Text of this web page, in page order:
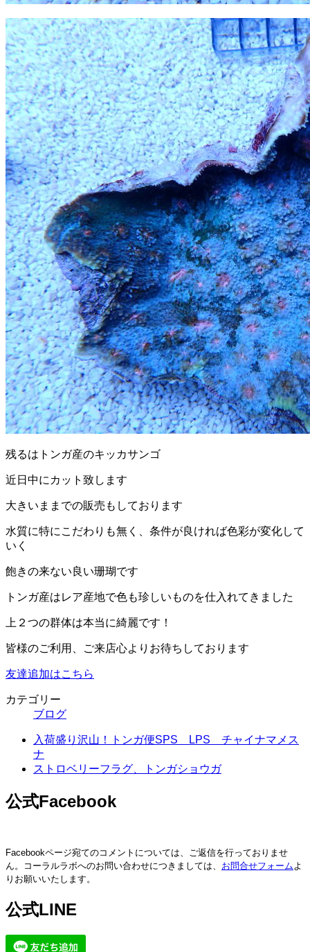
残るはトンガ産のキッカサンゴ
近日中にカット致します
大きいままでの販売もしております
水質に特にこだわりも無く、条件が良ければ色彩が変化して
いく
飽きの来ない良い珊瑚です
トンガ産はレア産地で色も珍しいものを仕入れてきました
上２つの群体は本当に綺麗です！
皆様のご利用、ご来店心よりお待ちしております
友達追加はこちら
カテゴリー
ブログ
入荷盛り沢山！トンガ便SPS LPS チャイナマメス
ナ
ストロベリーフラグ、トンガショウガ
公式Facebook
Facebookページ宛てのコメントについては、ご返信を行っておりませ
ん。コーラルラボへのお問い合わせにつきましては、 お問合せフォーム よ
りお願いいたします。
公式LINE